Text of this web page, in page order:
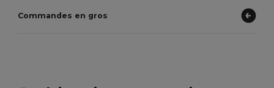
Commandes en gros